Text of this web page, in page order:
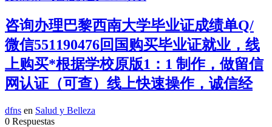
咨询办理巴黎西南大学毕业证成绩单Q/
微信551190476回国购买毕业证就业，线
上购买*根据学校原版1：1 制作，做留信
网认证（可查）线上快速操作，诚信经
dfns en Salud y Belleza
0 Respuestas